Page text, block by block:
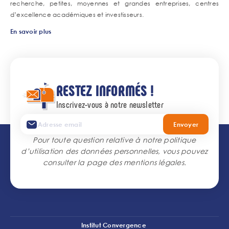
recherche, petites, moyennes et grandes entreprises, centres
d’excellence académiques et investisseurs.
En savoir plus
RESTEZ INFORMÉS !
Inscrivez-vous à notre newsletter
Envoyer
Pour toute question relative à notre politique
d’utilisation des données personnelles, vous pouvez
consulter la page desmentions légales.
Institut Convergence